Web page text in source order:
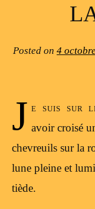
Posted on 4
J e suis sur
avoir croisé
chevreuils sur la
lune pleine et
tiède.